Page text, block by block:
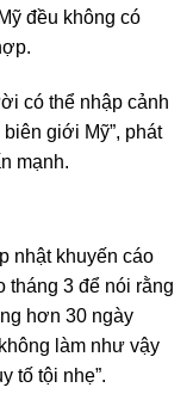
đều không có
có thể nhập cảnh
giới Mỹ”, phát
mạnh.
nhật khuyến cáo
tháng 3 để nói rằng
hơn 30 ngày
làm như vậy
tố tội nhẹ”.